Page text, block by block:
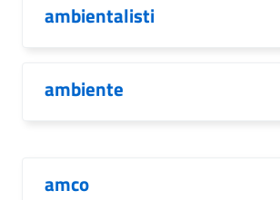
ambientalisti
ambiente
amco